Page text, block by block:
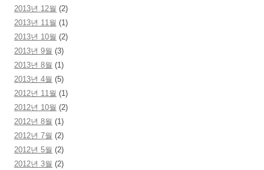
2013년 12월 (2)
2013년 11월 (1)
2013년 10월 (2)
2013년 9월 (3)
2013년 8월 (1)
2013년 4월 (5)
2012년 11월 (1)
2012년 10월 (2)
2012년 8월 (1)
2012년 7월 (2)
2012년 5월 (2)
2012년 3월 (2)